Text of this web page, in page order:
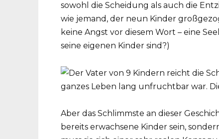
sowohl die Scheidung als auch die
wie jemand, der neun Kinder
keine Angst vor diesem Wort – eine
seine eigenen Kinder sind?)
Aber das Schlimmste an dieser
bereits erwachsene Kinder sein,